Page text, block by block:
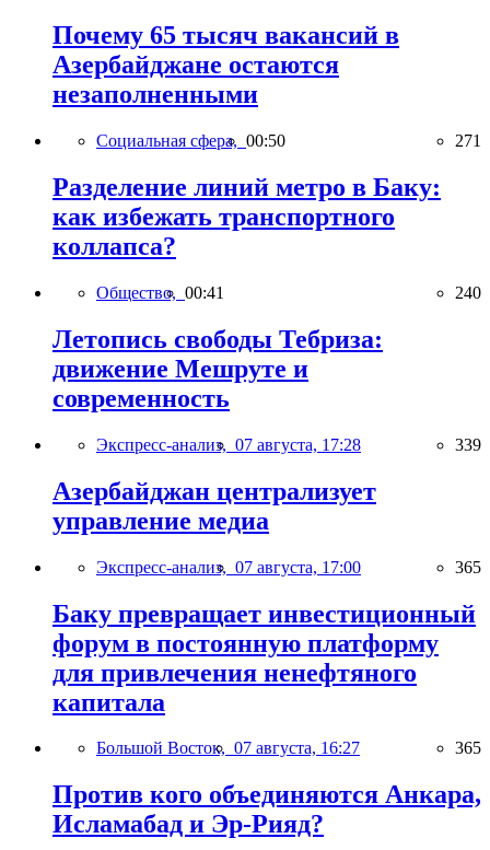
Почему 65 тысяч вакансий в
Азербайджане остаются
незаполненными
Социальная сфера, 00:50 271
Разделение линий метро в Баку:
как избежать транспортного
коллапса?
Общество, 00:41 240
Летопись свободы Тебриза:
движение Мешруте и
современность
Экспресс-анализ, 07 августа, 17:28 339
Азербайджан централизует
управление медиа
Экспресс-анализ, 07 августа, 17:00 365
Баку превращает инвестиционный
форум в постоянную платформу
для привлечения ненефтяного
капитала
Большой Восток, 07 августа, 16:27 365
Против кого объединяются Анкара,
Исламабад и Эр-Рияд?